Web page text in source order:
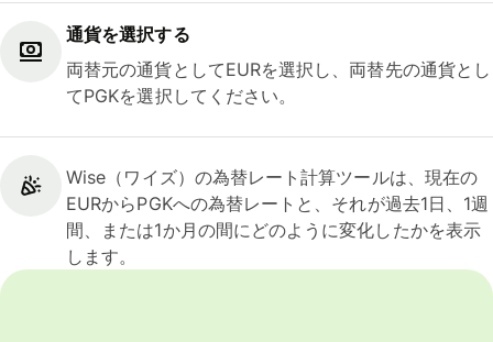
通貨を選択する
両替元の通貨としてEURを選択し、両替先の通貨とし
てPGKを選択してください。
Wise（ワイズ）の為替レート計算ツールは、現在の
EURからPGKへの為替レートと、それが過去1日、1週
間、または1か月の間にどのように変化したかを表示
します。